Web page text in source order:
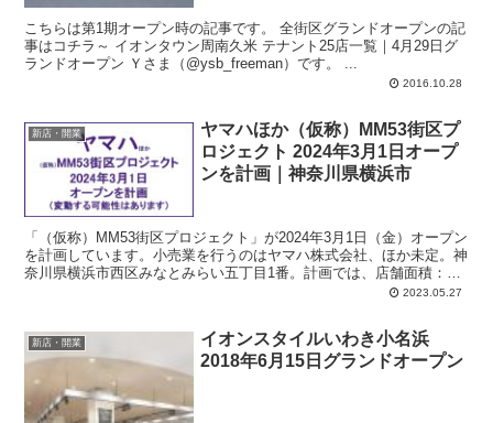
こちらは第1期オープン時の記事です。 全街区グランドオープンの記
事はコチラ～ イオンタウン周南久米 テナント25店一覧｜4月29日グ
ランドオープン Ｙさま（@ysb_freeman）です。 ...
2016.10.28
新店・開業
ヤマハほか（仮称）MM53街区プ
ロジェクト 2024年3月1日オープ
ンを計画｜神奈川県横浜市
「（仮称）MM53街区プロジェクト」が2024年3月1日（金）オープン
を計画しています。小売業を行うのはヤマハ株式会社、ほか未定。神
奈川県横浜市西区みなとみらい五丁目1番。計画では、店舗面積：
1,500平方メートル、駐車場：48台、駐輪場：75台、営業時間：午前
2023.05.27
新店・開業
イオンスタイルいわき小名浜
2018年6月15日グランドオープン